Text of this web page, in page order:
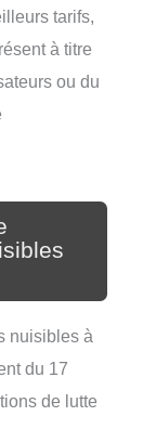
tarifs,
à titre
ou du
nuisibles à
du 17
de lutte